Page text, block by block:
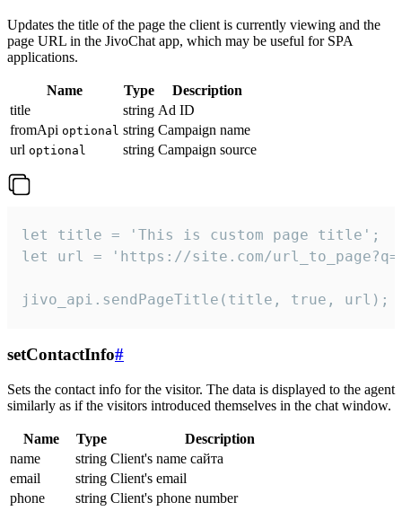
Updates the title of the page the client is currently viewing and the
page URL in the JivoChat app, which may be useful for SPA
applications.
Name Type
Description
title
string Ad ID
fromApi optional string Campaign name
url optional string Campaign source
let title = 'This is custom page title';
let url = 'https://site.com/
jivo_api.sendPageTitle(title, true, url);
setContactInfo#
Sets the contact info for the visitor. The data is displayed to the agent
similarly as if the visitors introduced themselves in the chat window.
Name Type
Description
name
string Client's name сайта
email
string Client's email
phone
string Client's phone number